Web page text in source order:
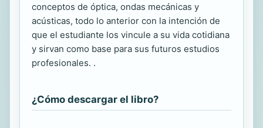
conceptos de óptica, ondas mecánicas y
acústicas, todo lo anterior con la intención de
que el estudiante los vincule a su vida cotidiana
y sirvan como base para sus futuros estudios
profesionales. .
¿Cómo descargar el libro?